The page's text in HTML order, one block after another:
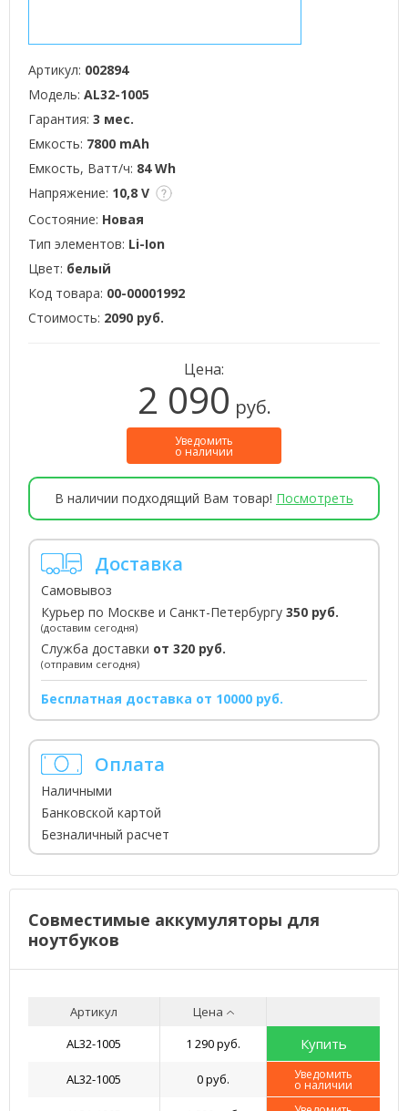
Артикул: 002894
Модель: AL32-1005
Гарантия: 3 мес.
Емкость: 7800 mAh
Емкость, Ватт/ч: 84 Wh
Напряжение: 10,8 V
Состояние: Новая
Тип элементов: Li-Ion
Цвет: белый
Код товара: 00-00001992
Стоимость: 2090 руб.
Цена:
2 090 руб.
Уведомить
о наличии
В наличии подходящий Вам товар! Посмотреть
Доставка
Самовывоз
Курьер по Москве и Санкт-Петербургу 350 руб.
(доставим сегодня)
Служба доставки от 320 руб.
(отправим сегодня)
Бесплатная доставка от 10000 руб.
Оплата
Наличными
Банковской картой
Безналичный расчет
Совместимые аккумуляторы для
ноутбуков
Артикул
Цена
AL32-1005
1 290 руб. Купить
AL32-1005 0 руб. Уведомить
о наличии